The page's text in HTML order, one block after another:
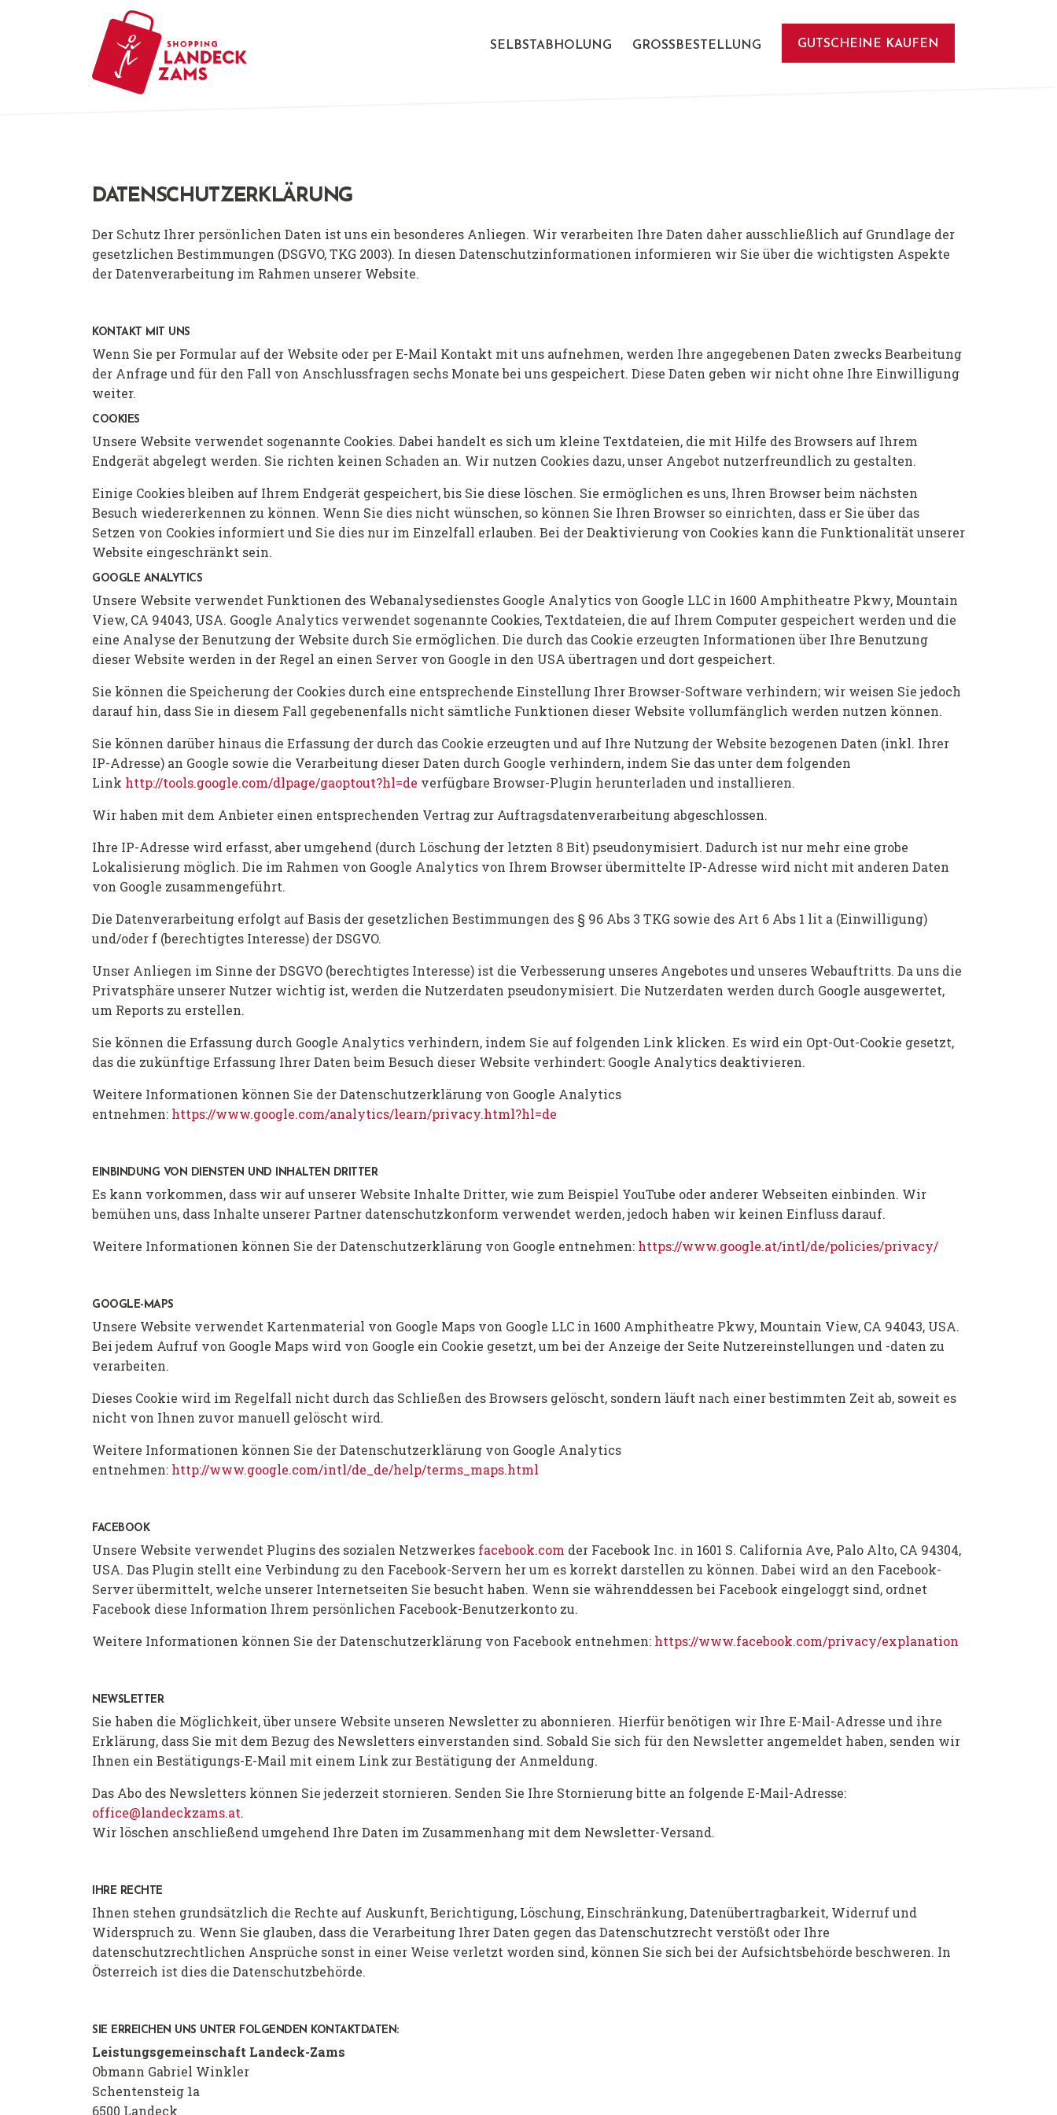
SELBSTABHOLUNG GROSSBESTELLUNG GUTSCHEINE KAUFEN
DATENSCHUTZERKLÄRUNG
Der Schutz Ihrer persönlichen Daten ist uns ein besonderes Anliegen. Wir verarbeiten Ihre Daten daher ausschließlich auf Grundlage der
gesetzlichen Bestimmungen (DSGVO, TKG 2003). In diesen Datenschutzinformationen informieren wir Sie über die wichtigsten Aspekte
der Datenverarbeitung im Rahmen unserer Website.
KONTAKT MIT UNS
Wenn Sie per Formular auf der Website oder per E-Mail Kontakt mit uns aufnehmen, werden Ihre angegebenen Daten zwecks Bearbeitung
der Anfrage und für den Fall von Anschlussfragen sechs Monate bei uns gespeichert. Diese Daten geben wir nicht ohne Ihre Einwilligung
weiter.
COOKIES
Unsere Website verwendet sogenannte Cookies. Dabei handelt es sich um kleine Textdateien, die mit Hilfe des Browsers auf Ihrem
Endgerät abgelegt werden. Sie richten keinen Schaden an. Wir nutzen Cookies dazu, unser Angebot nutzerfreundlich zu gestalten.
Einige Cookies bleiben auf Ihrem Endgerät gespeichert, bis Sie diese löschen. Sie ermöglichen es uns, Ihren Browser beim nächsten
Besuch wiedererkennen zu können. Wenn Sie dies nicht wünschen, so können Sie Ihren Browser so einrichten, dass er Sie über das
Setzen von Cookies informiert und Sie dies nur im Einzelfall erlauben. Bei der Deaktivierung von Cookies kann die Funktionalität unserer
Website eingeschränkt sein.
GOOGLE ANALYTICS
Unsere Website verwendet Funktionen des Webanalysedienstes Google Analytics von Google LLC in 1600 Amphitheatre Pkwy, Mountain
View, CA 94043, USA. Google Analytics verwendet sogenannte Cookies, Textdateien, die auf Ihrem Computer gespeichert werden und die
eine Analyse der Benutzung der Website durch Sie ermöglichen. Die durch das Cookie erzeugten Informationen über Ihre Benutzung
dieser Website werden in der Regel an einen Server von Google in den USA übertragen und dort gespeichert.
Sie können die Speicherung der Cookies durch eine entsprechende Einstellung Ihrer Browser-Software verhindern; wir weisen Sie jedoch
darauf hin, dass Sie in diesem Fall gegebenenfalls nicht sämtliche Funktionen dieser Website vollumfänglich werden nutzen können.
Sie können darüber hinaus die Erfassung der durch das Cookie erzeugten und auf Ihre Nutzung der Website bezogenen Daten (inkl. Ihrer
IP-Adresse) an Google sowie die Verarbeitung dieser Daten durch Google verhindern, indem Sie das unter dem folgenden
Link http://tools.google.com/dlpage/gaoptout?hl=de verfügbare Browser-Plugin herunterladen und installieren.
Wir haben mit dem Anbieter einen entsprechenden Vertrag zur Auftragsdatenverarbeitung abgeschlossen.
Ihre IP-Adresse wird erfasst, aber umgehend (durch Löschung der letzten 8 Bit) pseudonymisiert. Dadurch ist nur mehr eine grobe
Lokalisierung möglich. Die im Rahmen von Google Analytics von Ihrem Browser übermittelte IP-Adresse wird nicht mit anderen Daten
von Google zusammengeführt.
Die Datenverarbeitung erfolgt auf Basis der gesetzlichen Bestimmungen des § 96 Abs 3 TKG sowie des Art 6 Abs 1 lit a (Einwilligung)
und/oder f (berechtigtes Interesse) der DSGVO.
Unser Anliegen im Sinne der DSGVO (berechtigtes Interesse) ist die Verbesserung unseres Angebotes und unseres Webauftritts. Da uns die
Privatsphäre unserer Nutzer wichtig ist, werden die Nutzerdaten pseudonymisiert. Die Nutzerdaten werden durch Google ausgewertet,
um Reports zu erstellen.
Sie können die Erfassung durch Google Analytics verhindern, indem Sie auf folgenden Link klicken. Es wird ein Opt-Out-Cookie gesetzt,
das die zukünftige Erfassung Ihrer Daten beim Besuch dieser Website verhindert: Google Analytics deaktivieren.
Weitere Informationen können Sie der Datenschutzerklärung von Google Analytics
entnehmen: https://www.google.com/analytics/learn/privacy.html?hl=de
EINBINDUNG VON DIENSTEN UND INHALTEN DRITTER
Es kann vorkommen, dass wir auf unserer Website Inhalte Dritter, wie zum Beispiel YouTube oder anderer Webseiten einbinden. Wir
bemühen uns, dass Inhalte unserer Partner datenschutzkonform verwendet werden, jedoch haben wir keinen Einfluss darauf.
Weitere Informationen können Sie der Datenschutzerklärung von Google entnehmen: https://www.google.at/intl/de/policies/privacy/
GOOGLE-MAPS
Unsere Website verwendet Kartenmaterial von Google Maps von Google LLC in 1600 Amphitheatre Pkwy, Mountain View, CA 94043, USA.
Bei jedem Aufruf von Google Maps wird von Google ein Cookie gesetzt, um bei der Anzeige der Seite Nutzereinstellungen und -daten zu
verarbeiten.
Dieses Cookie wird im Regelfall nicht durch das Schließen des Browsers gelöscht, sondern läuft nach einer bestimmten Zeit ab, soweit es
nicht von Ihnen zuvor manuell gelöscht wird.
Weitere Informationen können Sie der Datenschutzerklärung von Google Analytics
entnehmen: http://www.google.com/intl/de_de/help/terms_maps.html
FACEBOOK
Unsere Website verwendet Plugins des sozialen Netzwerkes facebook.com der Facebook Inc. in 1601 S. California Ave, Palo Alto, CA 94304,
USA. Das Plugin stellt eine Verbindung zu den Facebook-Servern her um es korrekt darstellen zu können. Dabei wird an den Facebook-
Server übermittelt, welche unserer Internetseiten Sie besucht haben. Wenn sie währenddessen bei Facebook eingeloggt sind, ordnet
Facebook diese Information Ihrem persönlichen Facebook-Benutzerkonto zu.
Weitere Informationen können Sie der Datenschutzerklärung von Facebook entnehmen: https://www.facebook.com/privacy/explanation
NEWSLETTER
Sie haben die Möglichkeit, über unsere Website unseren Newsletter zu abonnieren. Hierfür benötigen wir Ihre E-Mail-Adresse und ihre
Erklärung, dass Sie mit dem Bezug des Newsletters einverstanden sind. Sobald Sie sich für den Newsletter angemeldet haben, senden wir
Ihnen ein Bestätigungs-E-Mail mit einem Link zur Bestätigung der Anmeldung.
Das Abo des Newsletters können Sie jederzeit stornieren. Senden Sie Ihre Stornierung bitte an folgende E-Mail-Adresse:
office@landeckzams.at.
Wir löschen anschließend umgehend Ihre Daten im Zusammenhang mit dem Newsletter-Versand.
IHRE RECHTE
Ihnen stehen grundsätzlich die Rechte auf Auskunft, Berichtigung, Löschung, Einschränkung, Datenübertragbarkeit, Widerruf und
Widerspruch zu. Wenn Sie glauben, dass die Verarbeitung Ihrer Daten gegen das Datenschutzrecht verstößt oder Ihre
datenschutzrechtlichen Ansprüche sonst in einer Weise verletzt worden sind, können Sie sich bei der Aufsichtsbehörde beschweren. In
Österreich ist dies die Datenschutzbehörde.
SIE ERREICHEN UNS UNTER FOLGENDEN KONTAKTDATEN:
Leistungsgemeinschaft Landeck-Zams
Obmann Gabriel Winkler
Schentensteig 1a
6500 Landeck